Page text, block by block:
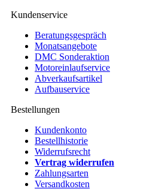
Kundenservice
Beratungsgespräch
Monatsangebote
DMC Sonderaktion
Motoreinlaufservice
Abverkaufsartikel
Aufbauservice
Bestellungen
Kundenkonto
Bestellhistorie
Widerrufsrecht
Vertrag widerrufen
Zahlungsarten
Versandkosten